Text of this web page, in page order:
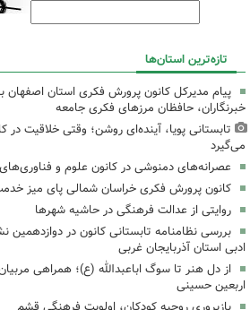
تازه‌ترین استان‌ها
پیام مدیرکل کانون پرورش فکری استان اصفهان
خبرنگاران، حافظان مرزهای فکری جامعه
تابستانی پویا، آینده‌ای روشن؛ وقتی خلاقیت در
می‌گیرد
عصرانه‌های دمنوشی در کانون علوم و
کانون پرورش فکری خراسان شمالی پای میز
روایتی از عدالت فرهنگی در حاشیه شهرها
بررسی نظامنامه تابستانی کانون در
ادبی استان آذربایجان غربی
از دل هنر تا سوگ اباعبدالله (ع)؛ همراهی
اربعین حسینی